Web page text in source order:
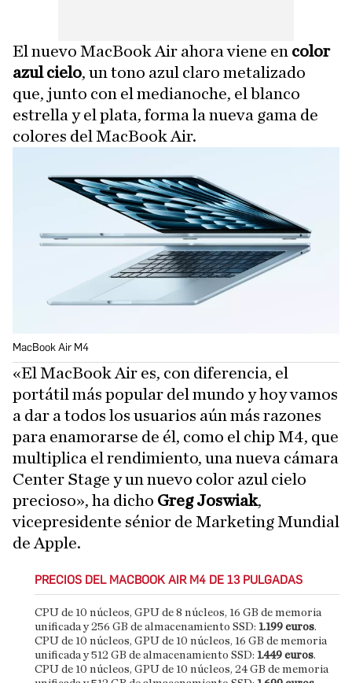
El nuevo MacBook Air ahora viene en color
azul cielo, un tono azul claro metalizado
que, junto con el medianoche, el blanco
estrella y el plata, forma la nueva gama de
colores del MacBook Air.
MacBook Air M4
«El MacBook Air es, con diferencia, el
portátil más popular del mundo y hoy vamos
a dar a todos los usuarios aún más razones
para enamorarse de él, como el chip M4, que
multiplica el rendimiento, una nueva cámara
Center Stage y un nuevo color azul cielo
precioso», ha dicho Greg Joswiak,
vicepresidente sénior de Marketing Mundial
de Apple.
PRECIOS DEL MACBOOK AIR M4 DE 13 PULGADAS
CPU de 10 núcleos, GPU de 8 núcleos, 16 GB de memoria
unificada y 256 GB de almacenamiento SSD: 1.199 euros.
CPU de 10 núcleos, GPU de 10 núcleos, 16 GB de memoria
unificada y 512 GB de almacenamiento SSD: 1.449 euros.
CPU de 10 núcleos, GPU de 10 núcleos, 24 GB de memoria